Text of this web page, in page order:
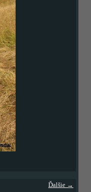
Ďalšie →